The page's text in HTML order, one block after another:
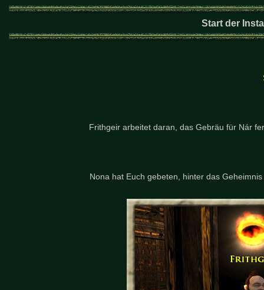
Start der
Frithgeir arbeitet daran, das Gebräu für Nár
Nona hat Euch gebeten, hinter das